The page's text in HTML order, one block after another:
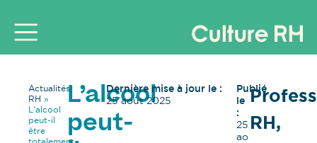
Actualités
RH »
L’alcool
peut-il
être
L’alcool
peut-
Dernière mise à jour le :
25 août 2025
Publié
le
:
25
ao
RH,